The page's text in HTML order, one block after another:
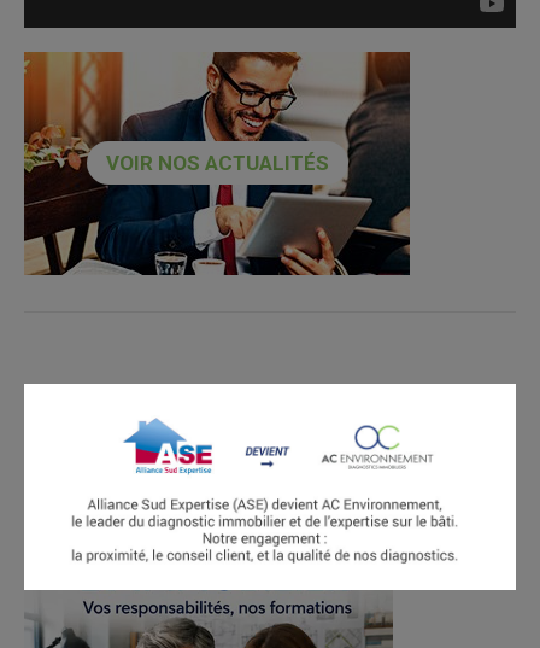
VOIR NOS ACTUALITÉS